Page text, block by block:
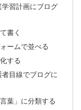
習計画にブログ
書く
ームで並べる
する
目線でブログに
葉」に分類する